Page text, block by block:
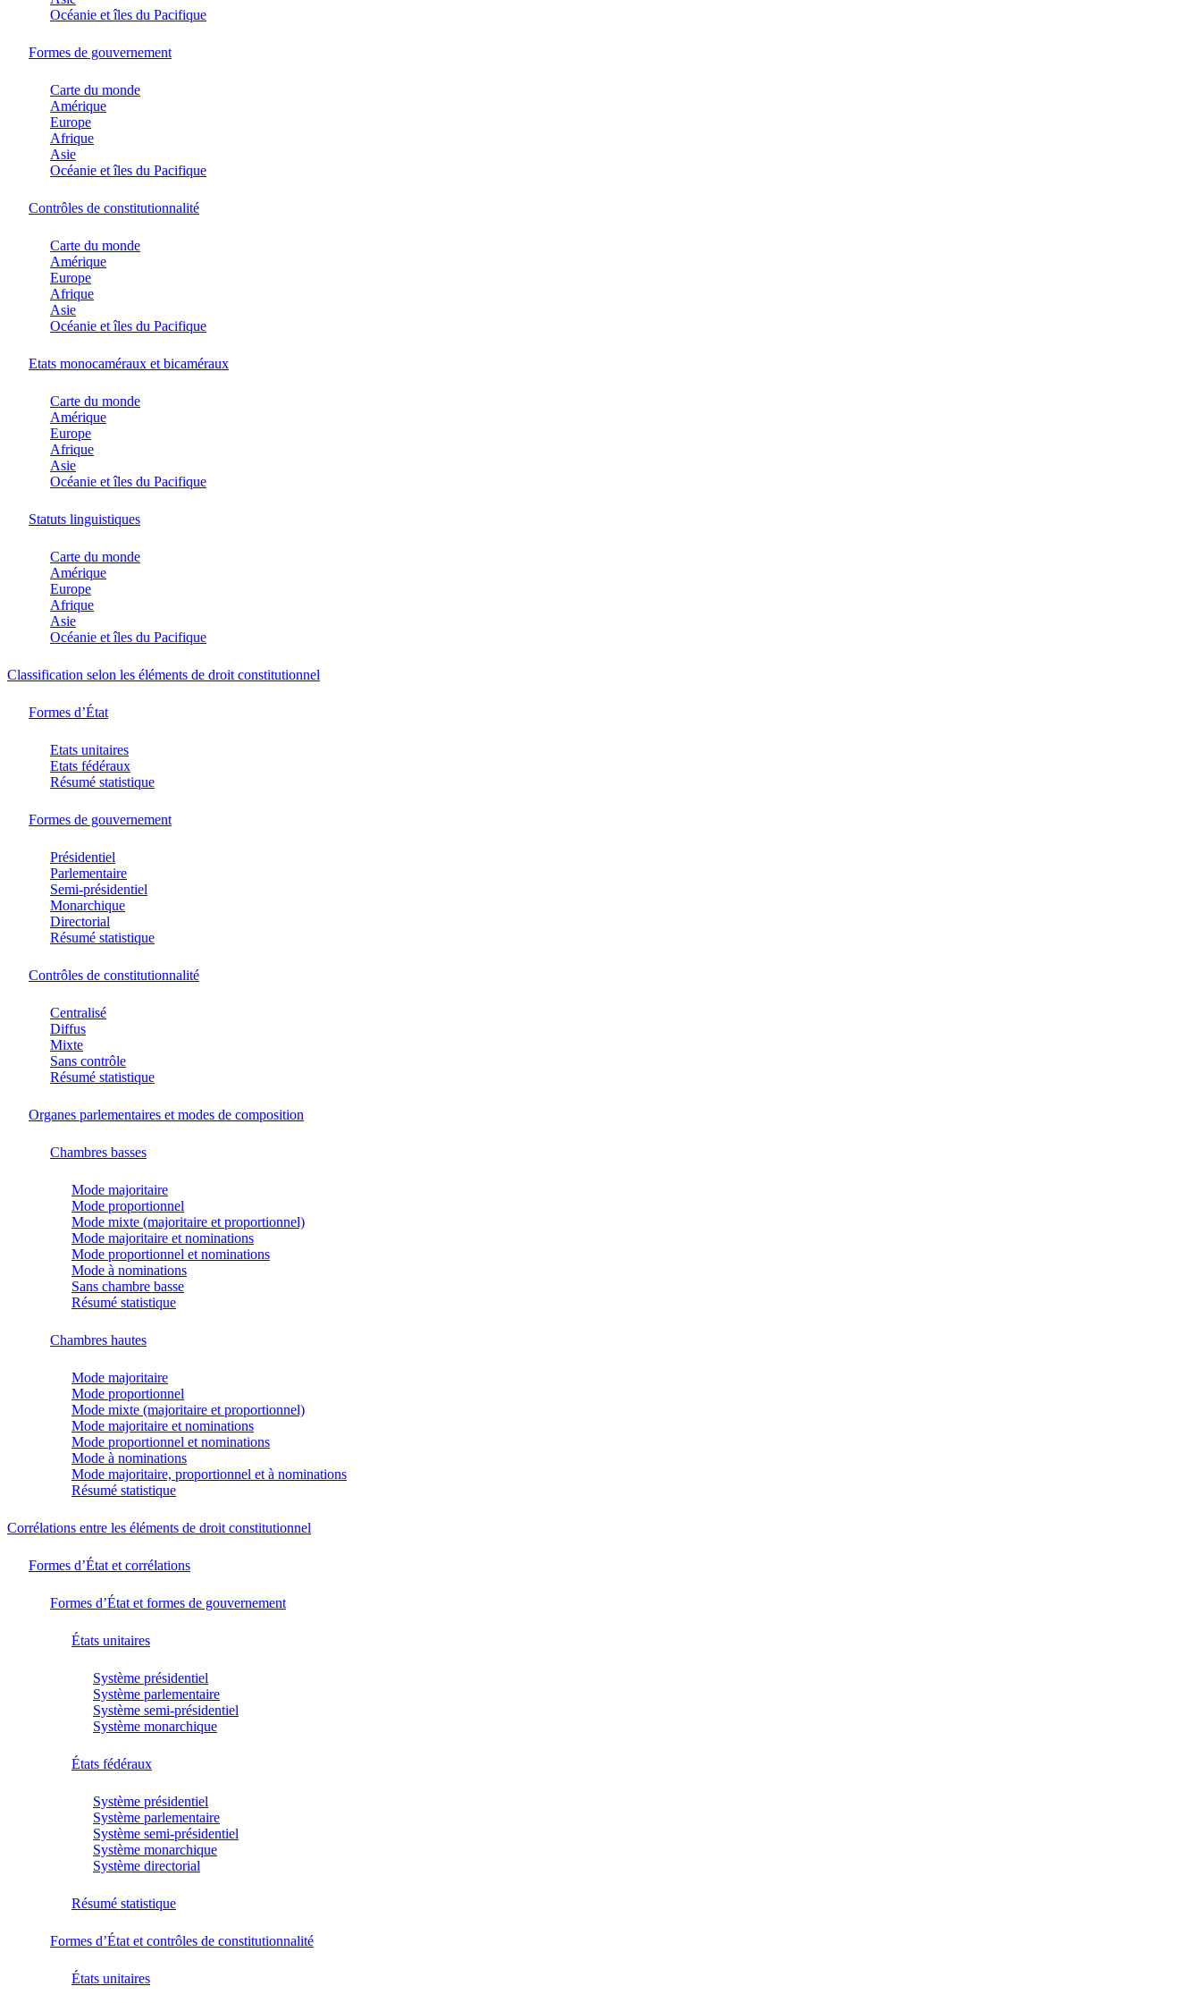
Océanie et îles du Pacifique
Formes de gouvernement
Carte du monde
Amérique
Europe
Afrique
Asie
Océanie et îles du Pacifique
Contrôles de constitutionnalité
Carte du monde
Amérique
Europe
Afrique
Asie
Océanie et îles du Pacifique
Etats monocaméraux et bicaméraux
Carte du monde
Amérique
Europe
Afrique
Asie
Océanie et îles du Pacifique
Statuts linguistiques
Carte du monde
Amérique
Europe
Afrique
Asie
Océanie et îles du Pacifique
Classification selon les éléments de droit constitutionnel
Formes d’État
Etats unitaires
Etats fédéraux
Résumé statistique
Formes de gouvernement
Présidentiel
Parlementaire
Semi-présidentiel
Monarchique
Directorial
Résumé statistique
Contrôles de constitutionnalité
Centralisé
Diffus
Mixte
Sans contrôle
Résumé statistique
Organes parlementaires et modes de composition
Chambres basses
Mode majoritaire
Mode proportionnel
Mode mixte (majoritaire et proportionnel)
Mode majoritaire et nominations
Mode proportionnel et nominations
Mode à nominations
Sans chambre basse
Résumé statistique
Chambres hautes
Mode majoritaire
Mode proportionnel
Mode mixte (majoritaire et proportionnel)
Mode majoritaire et nominations
Mode proportionnel et nominations
Mode à nominations
Mode majoritaire, proportionnel et à nominations
Résumé statistique
Corrélations entre les éléments de droit constitutionnel
Formes d’État et corrélations
Formes d’État et formes de gouvernement
États unitaires
Système présidentiel
Système parlementaire
Système semi-présidentiel
Système monarchique
États fédéraux
Système présidentiel
Système parlementaire
Système semi-présidentiel
Système monarchique
Système directorial
Résumé statistique
Formes d’État et contrôles de constitutionnalité
États unitaires